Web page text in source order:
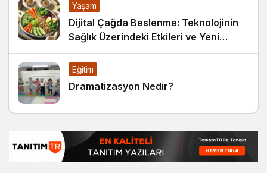
Yaşam
Dijital Çağda Beslenme: Teknolojinin
Sağlık Üzerindeki Etkileri ve Yeni
Alışkanlıklar
Eğitim
Dramatizasyon Nedir?